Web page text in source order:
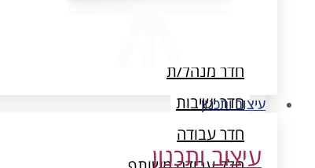
חדר מנהל/ת
חדר ישיבות
חדר עבודה
עיצוב ותכנון
עיצוב ותכנון